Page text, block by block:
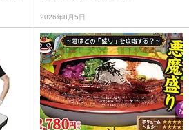
2026年8月5日